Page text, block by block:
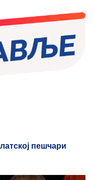
пешчари